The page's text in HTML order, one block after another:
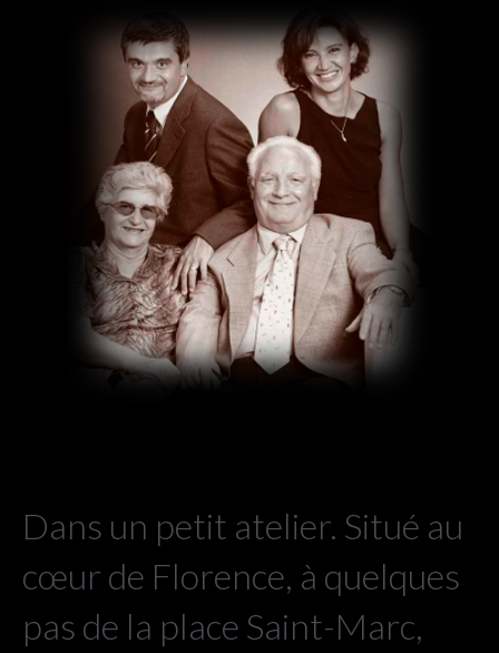
Dans un petit atelier. Situé au
cœur de Florence, à quelques
pas de la place Saint-Marc,